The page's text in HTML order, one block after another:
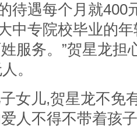
待遇每个月就400
中专院校毕业的
服务。”贺星龙担
。
女儿,贺星龙不免
人不得不带着孩